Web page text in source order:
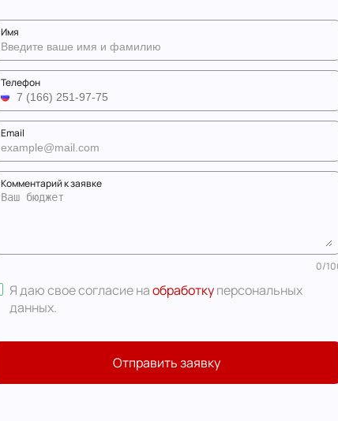
Имя
Телефон
Email
Комментарий к заявке
0/
Я даю свое согласие наобработкуперсональных
данных.
Отправить заявку